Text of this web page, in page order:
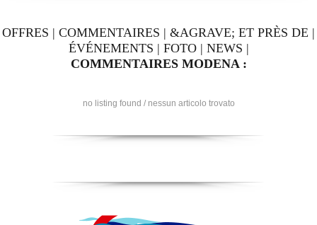
OFFRES | COMMENTAIRES | &AGRAVE; ET PRÈS DE |
ÉVÉNEMENTS | FOTO| NEWS |
COMMENTAIRES MODENA :
no listing found / nessun articolo trovato